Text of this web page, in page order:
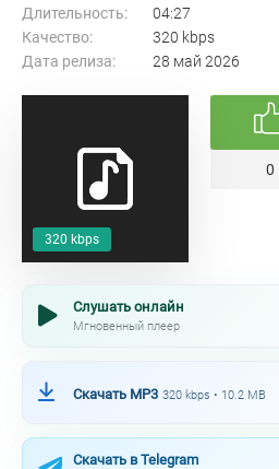
320 kbps
Длительность:
04:27
Качество:
320 kbps
Дата релиза:
28 май 2026
0
Слушать онлайн
Мгновенный плеер
Скачать MP3 320 kbps • 10.2 MB
Скачать в Telegram